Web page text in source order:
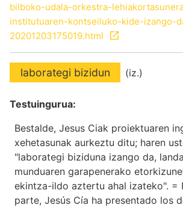
bilboko-udala-orkestra-
institutuaren-kontseiluko-kide-izango-
20201203175019.html
laborategi bizidun (iz.)
Testuingurua:
Bestalde, Jesus Ciak proiektuaren
xehetasunak aurkeztu ditu; haren
"laborategi biziduna izango da,
munduaren garapenerako
ekintza-ildo aztertu ahal izateko". =
parte, Jesús Cía ha presentado los